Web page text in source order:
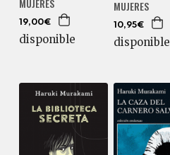
MUJERES
19,00€
disponible
MUJERES
10,95€
disponible